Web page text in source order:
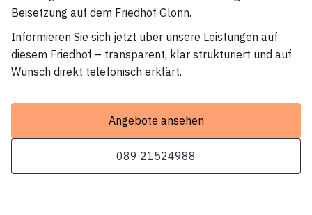
Beisetzung auf dem Friedhof Glonn.
Informieren Sie sich jetzt über unsere Leistungen auf
diesem Friedhof – transparent, klar strukturiert und auf
Wunsch direkt telefonisch erklärt.
Angebote ansehen
089 21524988